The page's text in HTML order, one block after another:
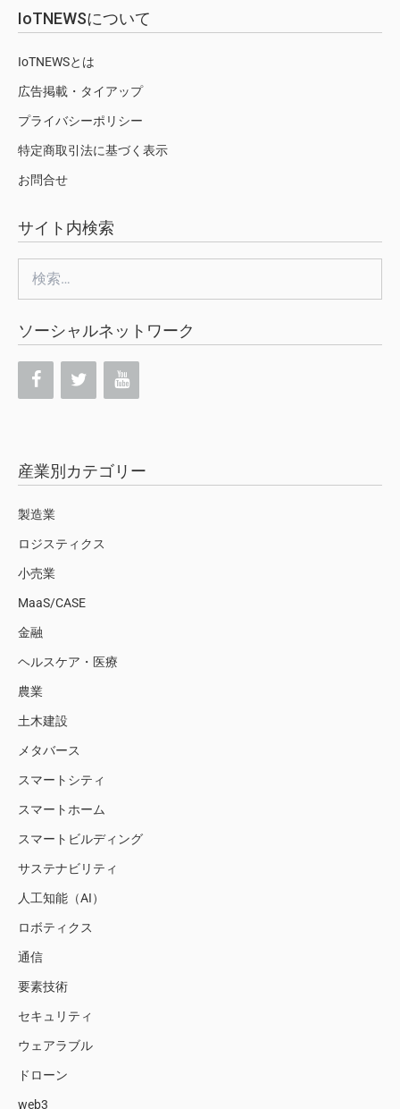
IoTNEWSについて
IoTNEWSとは
広告掲載・タイアップ
プライバシーポリシー
特定商取引法に基づく表示
お問合せ
サイト内検索
索:
ソーシャルネットワーク
産業別カテゴリー
製造業
ロジスティクス
小売業
MaaS/CASE
金融
ヘルスケア・医療
農業
土木建設
メタバース
スマートシティ
スマートホーム
スマートビルディング
サステナビリティ
人工知能（AI）
ロボティクス
通信
要素技術
セキュリティ
ウェアラブル
ドローン
web3